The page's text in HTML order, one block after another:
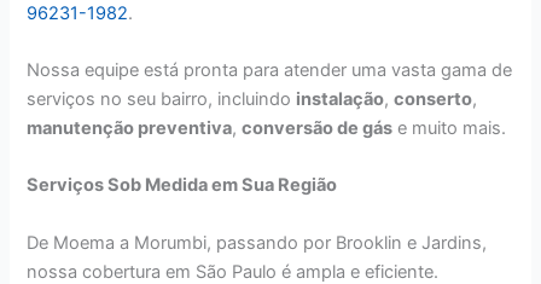
96231-1982.
Nossa equipe está pronta para atender uma vasta gama de
serviços no seu bairro, incluindo instalação,conserto,
manutenção preventiva,conversão de gás e muito mais.
Serviços Sob Medida em Sua Região
De Moema a Morumbi, passando por Brooklin e Jardins,
nossa cobertura em São Paulo é ampla e eficiente.